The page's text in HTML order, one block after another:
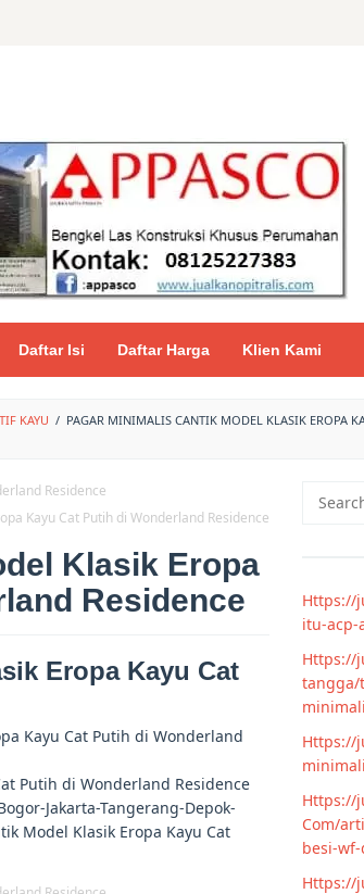
Daftar Isi Daftar Harga Klien Kami
KAYU / PAGAR MINIMALIS CANTIK MODEL KLASIK EROPA
Kayu Cat Putih di Wonderland Residence
Klasik Eropa
Residence
Eropa Kayu Cat
Kayu Cat Putih di Wonderland
Putih di Wonderland Residence
Jakarta-Tangerang-Depok-
Model Klasik Eropa Kayu Cat
for:
Https://
itu-acp-
Https://
tangga/
Https://
Https://
Com/
besi-
Https://